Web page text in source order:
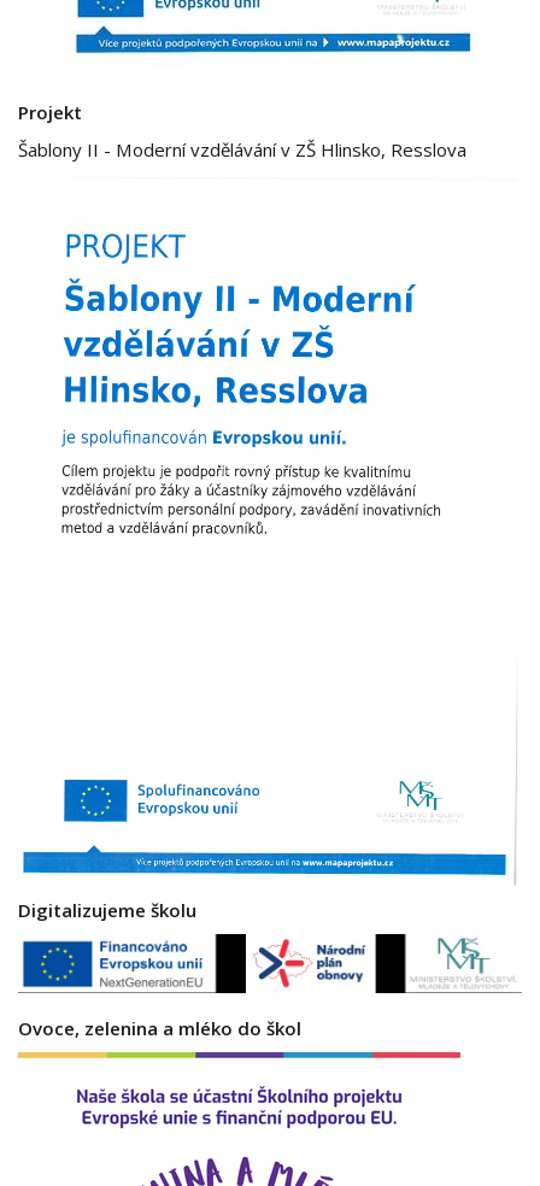
Projekt
Šablony II - Moderní vzdělávání v ZŠ Hlinsko, Resslova
Digitalizujeme školu
Ovoce, zelenina a mléko do škol